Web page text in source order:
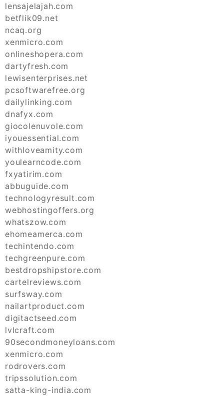
lensajelajah.com
betflik09.net
ncaq.org
xenmicro.com
onlineshopera.com
dartyfresh.com
lewisenterprises.net
pcsoftwarefree.org
dailylinking.com
dnafyx.com
giocolenuvole.com
iyouessential.com
withloveamity.com
youlearncode.com
fxyatirim.com
abbuguide.com
technologyresult.com
webhostingoffers.org
whatszow.com
ehomeamerca.com
techintendo.com
techgreenpure.com
bestdropshipstore.com
cartelreviews.com
surfsway.com
nailartproduct.com
digitactseed.com
lvlcraft.com
90secondmoneyloans.com
xenmicro.com
rodrovers.com
tripssolution.com
satta-king-india.com